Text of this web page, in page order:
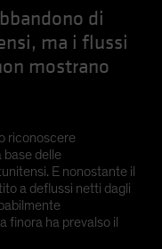
di
ma i flussi
mostrano
riconoscere
base delle
E nonostante il
a deflussi netti dagli
finora ha prevalso il